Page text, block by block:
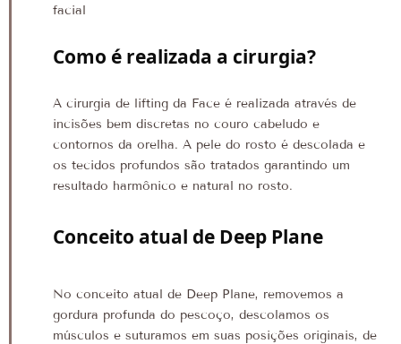
facial
Como é realizada a cirurgia?
A cirurgia de lifting da Face é realizada através de
incisões bem discretas no couro cabeludo e
contornos da orelha. A pele do rosto é descolada e
os tecidos profundos são tratados garantindo um
resultado harmônico e natural no rosto.
Conceito atual de Deep Plane
No conceito atual de Deep Plane, removemos a
gordura profunda do pescoço, descolamos os
músculos e suturamos em suas posições originais, de